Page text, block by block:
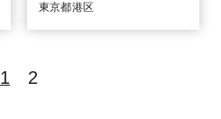
東京都港区
1 2